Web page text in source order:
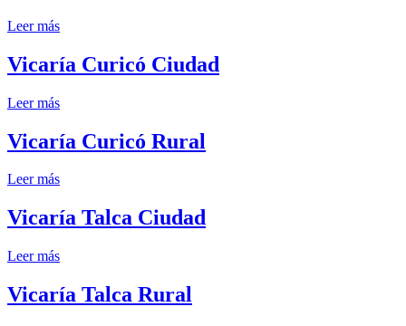
Leer más
Vicaría Curicó Ciudad
Leer más
Vicaría Curicó Rural
Leer más
Vicaría Talca Ciudad
Leer más
Vicaría Talca Rural